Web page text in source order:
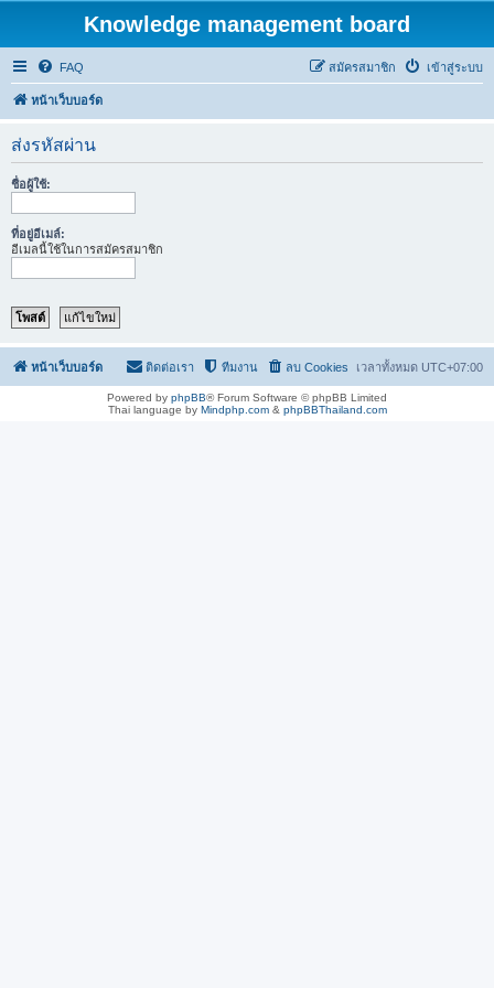
Knowledge management board
FAQ เข้าสู่ระบบ
สมัครสมาชิก
หน้าเว็บบอร์ด
ส่งรหัสผ่าน
ชื่อผู้ใช้:
ที่อยู่อีเมล์:
อีเมลนี้ใช้ในการสมัครสมาชิก
หน้าเว็บบอร์ด เวลาทั้งหมด UTC+07:00
ลบ Cookies
ทีมงาน
ติดต่อเรา
Powered by phpBB® Forum Software © phpBB Limited
Thai language by Mindphp.com& phpBBThailand.com